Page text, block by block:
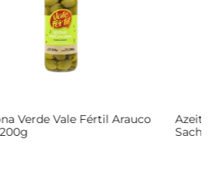
Azeitona Verde Vale Fértil Arauco
Vidro 200g